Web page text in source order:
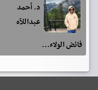
د. أحمد
عبداللآه
فائض الولاء…